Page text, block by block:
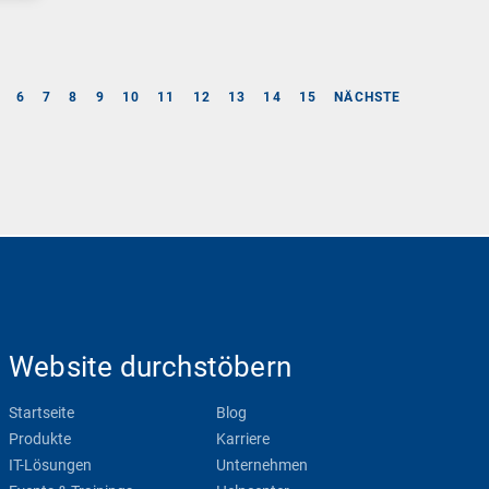
6 7 8 9 10 11 12 13 14 15 NÄCHSTE
Website durchstöbern
Startseite
Produkte
IT-Lösungen
Blog
Karriere
Unternehmen